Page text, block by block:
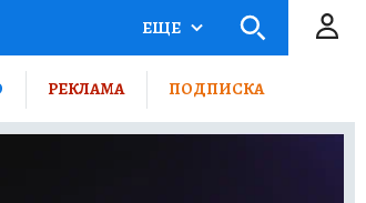
ЕЩЕ
РЕКЛАМА ПОДПИСКА